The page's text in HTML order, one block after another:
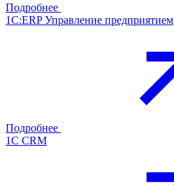
Подробнее
1С:ERP Управление предприятием
Подробнее
1С CRM